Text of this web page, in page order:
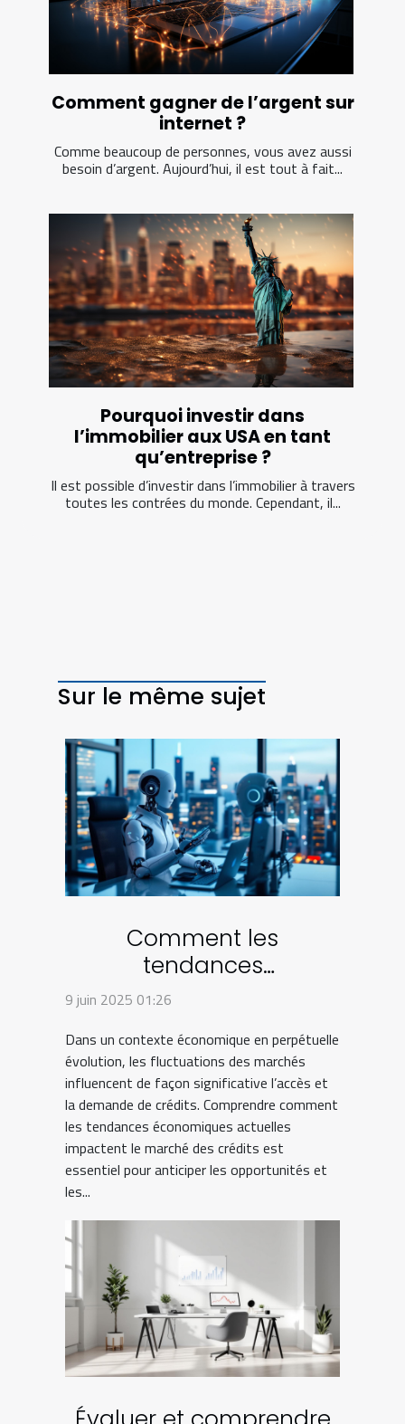
Comment gagner de l’argent sur
internet ?
Comme beaucoup de personnes, vous avez aussi
besoin d’argent. Aujourd’hui, il est tout à fait...
Pourquoi investir dans
l’immobilier aux USA en tant
qu’entreprise ?
Il est possible d’investir dans l’immobilier à travers
toutes les contrées du monde. Cependant, il...
Sur le même sujet
Comment les
tendances
économiques actuelles
des crédits
9 juin 2025 01:26
Dans un contexte économique en perpétuelle
évolution, les fluctuations des marchés
influencent de façon significative l’accès et
la demande de crédits. Comprendre comment
les tendances économiques actuelles
impactent le marché des crédits est
essentiel pour anticiper les opportunités et
les...